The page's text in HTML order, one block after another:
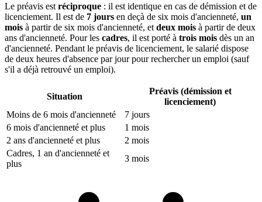
Le préavis est réciproque : il est identique en cas de démission et de
licenciement. Il est de 7 jours en deçà de six mois d'ancienneté, un
mois à partir de six mois d'ancienneté, et deux mois à partir de deux
ans d'ancienneté. Pour les cadres, il est porté à trois mois dès un an
d'ancienneté. Pendant le préavis de licenciement, le salarié dispose
de deux heures d'absence par jour pour rechercher un emploi (sauf
s'il a déjà retrouvé un emploi).
Situation
Préavis (démission et
licenciement)
Moins de 6 mois d'ancienneté
7 jours
6 mois d'ancienneté et plus
1 mois
2 ans d'ancienneté et plus
2 mois
Cadres, 1 an d'ancienneté et
plus
3 mois